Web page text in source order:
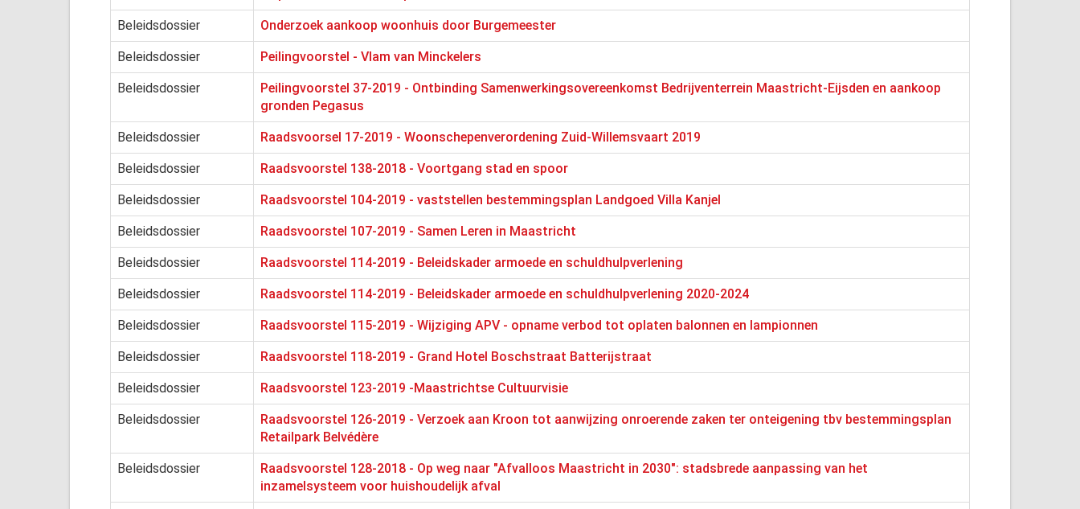
Beleidsdossier Onderzoek aankoop woonhuis door Burgemeester
Beleidsdossier Peilingvoorstel - Vlam van Minckelers
Beleidsdossier
Peilingvoorstel 37-2019 - Ontbinding Samenwerkingsovereenkomst Bedrijventerrein Maastricht-Eijsden en aankoop
gronden Pegasus
Beleidsdossier Raadsvoorsel 17-2019 - Woonschepenverordening Zuid-Willemsvaart 2019
Beleidsdossier Raadsvoorstel 138-2018 - Voortgang stad en spoor
Beleidsdossier Raadsvoorstel 104-2019 - vaststellen bestemmingsplan Landgoed Villa Kanjel
Beleidsdossier Raadsvoorstel 107-2019 - Samen Leren in Maastricht
Beleidsdossier Raadsvoorstel 114-2019 - Beleidskader armoede en schuldhulpverlening
Beleidsdossier Raadsvoorstel 114-2019 - Beleidskader armoede en schuldhulpverlening 2020-2024
Beleidsdossier Raadsvoorstel 115-2019 - Wijziging APV - opname verbod tot oplaten balonnen en lampionnen
Beleidsdossier Raadsvoorstel 118-2019 - Grand Hotel Boschstraat Batterijstraat
Beleidsdossier Raadsvoorstel 123-2019 -Maastrichtse Cultuurvisie
Beleidsdossier
Raadsvoorstel 126-2019 - Verzoek aan Kroon tot aanwijzing onroerende zaken ter onteigening tbv bestemmingsplan
Retailpark Belvédère
Beleidsdossier
Raadsvoorstel 128-2018 - Op weg naar "Afvalloos Maastricht in 2030": stadsbrede aanpassing van het
inzamelsysteem voor huishoudelijk afval